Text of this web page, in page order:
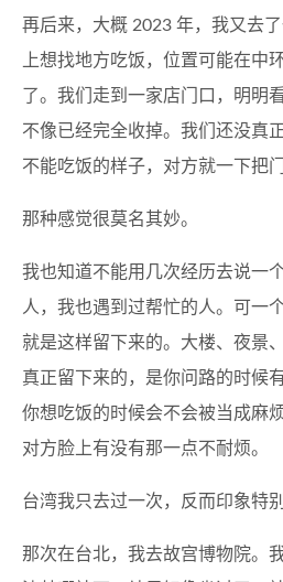
再后来，大概 2023 年，我又去
上想找地方吃饭，位置可能在中
了。我们走到一家店门口，明明
不像已经完全收掉。我们还没真
不能吃饭的样子，对方就一下把
那种感觉很莫名其妙。
我也知道不能用几次经历去说一
人，我也遇到过帮忙的人。可一
就是这样留下来的。大楼、夜景
真正留下来的，是你问路的时候
你想吃饭的时候会不会被当成麻
对方脸上有没有那一点不耐烦。
台湾我只去过一次，反而印象特别
那次在台北，我去故宫博物院。